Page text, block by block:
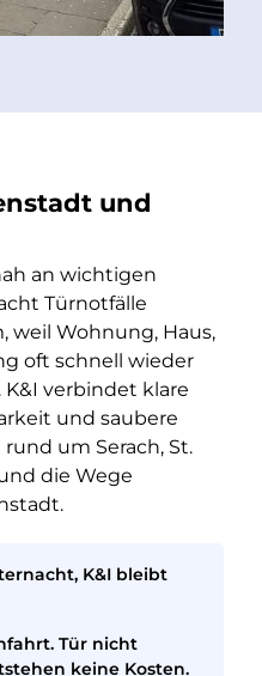
und
an wichtigen
Türnotfälle
weil Wohnung, Haus,
oft schnell wieder
verbindet klare
und saubere
um Serach, St.
die Wege
K&I bleibt
Tür nicht
keine Kosten.